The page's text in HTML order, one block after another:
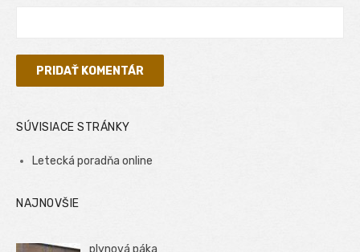
SÚVISIACE STRÁNKY
Letecká poradňa online
NAJNOVŠIE
plynová páka